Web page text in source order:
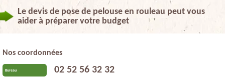
Le devis de pose de pelouse en rouleau peut vous
aider à préparer votre budget
Nos coordonnées
Bureau 02 52 56 32 32